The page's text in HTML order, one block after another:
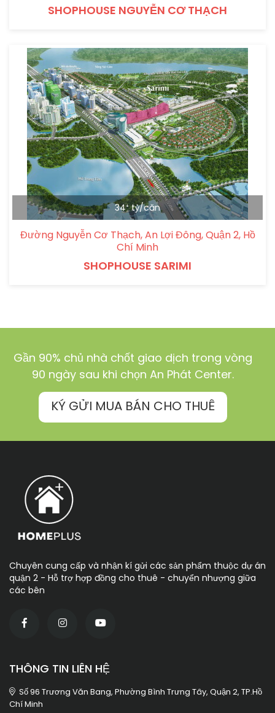
SHOPHOUSE NGUYỄN CƠ THẠCH
34⁺ tỷ/căn
Đường Nguyễn Cơ Thạch, An Lợi Đông, Quận 2, Hồ
Chí Minh
SHOPHOUSE SARIMI
Gần 90% chủ nhà chốt giao dịch trong vòng
90 ngày sau khi chọn An Phát Center.
KÝ GỬI MUA BÁN CHO THUÊ
Chuyên cung cấp và nhận kí gửi các sản phẩm thuộc dự án
quận 2 - Hỗ trợ hợp đồng cho thuê - chuyển nhượng giữa
các bên
THÔNG TIN LIÊN HỆ
Số 96 Trương Văn Bang, Phường Bình Trưng Tây, Quận 2, TP.Hồ
Chí Minh